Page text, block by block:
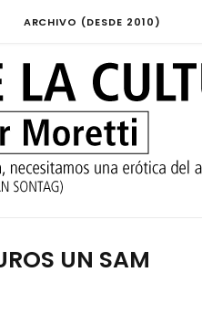
ARCHIVO (DESDE 2010)
UN SAM